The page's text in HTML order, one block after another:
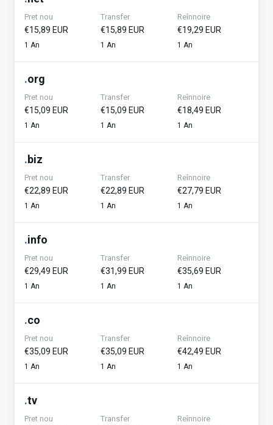
Pret nou
€15,89 EUR
1 An
Transfer
€15,89 EUR
1 An
Reînnoire
€19,29 EUR
1 An
.org
Pret nou
€15,09 EUR
1 An
Transfer
€15,09 EUR
1 An
Reînnoire
€18,49 EUR
1 An
.biz
Pret nou
€22,89 EUR
1 An
Transfer
€22,89 EUR
1 An
Reînnoire
€27,79 EUR
1 An
.info
Pret nou
€29,49 EUR
1 An
Transfer
€31,99 EUR
1 An
Reînnoire
€35,69 EUR
1 An
.co
Pret nou
€35,09 EUR
1 An
Transfer
€35,09 EUR
1 An
Reînnoire
€42,49 EUR
1 An
.tv
Pret nou Transfer Reînnoire